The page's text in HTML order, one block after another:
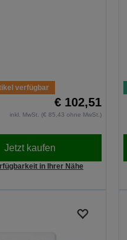
verfügbar
€ 102,51
inkl. MwSt. (€ 85,43 ohne MwSt.)
Jetzt kaufen
in Ihrer Nähe